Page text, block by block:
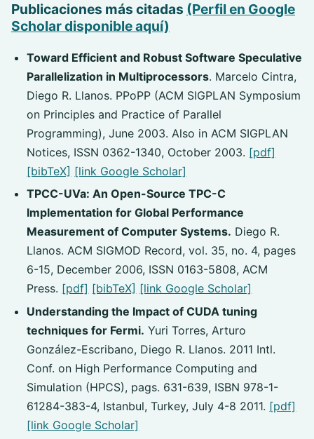
Publicaciones más citadas (Perfil en Google
Scholar disponible aquí)
Toward Efficient and Robust Software Speculative
Parallelization in Multiprocessors. Marcelo Cintra,
Diego R. Llanos. PPoPP (ACM SIGPLAN Symposium
on Principles and Practice of Parallel
Programming), June 2003. Also in ACM SIGPLAN
Notices, ISSN 0362-1340, October 2003. [pdf]
[bibTeX] [link Google Scholar]
TPCC-UVa: An Open-Source TPC-C
Implementation for Global Performance
Measurement of Computer Systems. Diego R.
Llanos. ACM SIGMOD Record, vol. 35, no. 4, pages
6-15, December 2006, ISSN 0163-5808, ACM
Press. [pdf] [bibTeX] [link Google Scholar]
Understanding the Impact of CUDA tuning
techniques for Fermi. Yuri Torres, Arturo
González-Escribano, Diego R. Llanos. 2011 Intl.
Conf. on High Performance Computing and
Simulation (HPCS), pags. 631-639, ISBN 978-1-
61284-383-4, Istanbul, Turkey, July 4-8 2011. [pdf]
[link Google Scholar]